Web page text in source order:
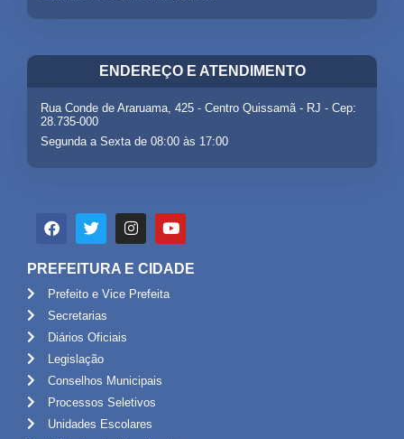
ENDEREÇO E ATENDIMENTO
Rua Conde de Araruama, 425 - Centro Quissamã - RJ - Cep:
28.735-000
Segunda a Sexta de 08:00 às 17:00
PREFEITURA E CIDADE
Prefeito e Vice Prefeita
Secretarias
Diários Oficiais
Legislação
Conselhos Municipais
Processos Seletivos
Unidades Escolares